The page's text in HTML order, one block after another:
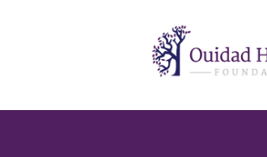
Ouidad
Hachem